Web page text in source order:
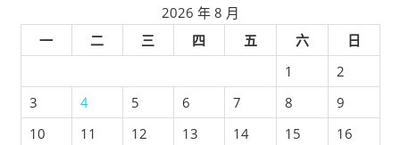
2026 年 8 月
一
二 三 四 五 六
日
1
2
3
4 5 6 7 8
9
10
11 12 13 14 15
16